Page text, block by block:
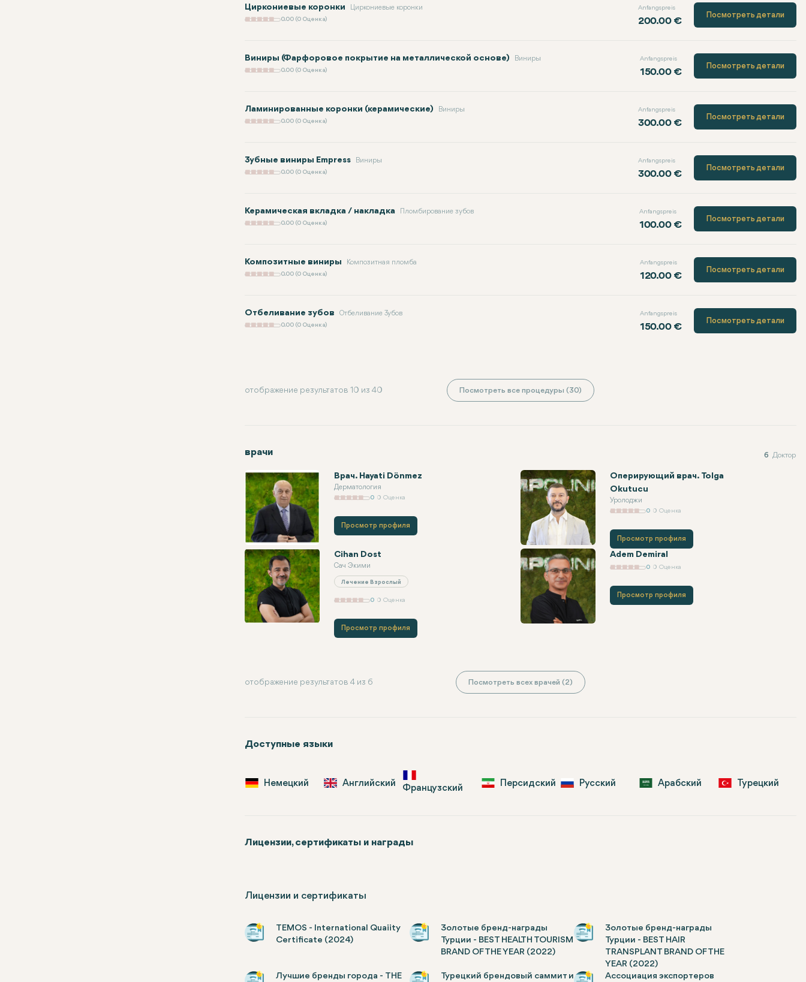
Циркониевые коронки Циркониевые коронки
0.00 (0 Оценка)
Anfangspreis
200.00 €
Посмотреть детали
Виниры (Фарфоровое покрытие на металлической основе) Виниры
0.00 (0 Оценка)
Anfangspreis
150.00 €
Посмотреть детали
Ламинированные коронки (керамические) Виниры
0.00 (0 Оценка)
Anfangspreis
300.00 €
Посмотреть детали
Зубные виниры Empress Виниры
0.00 (0 Оценка)
Anfangspreis
300.00 €
Посмотреть детали
Керамическая вкладка / накладка Пломбирование зубов
0.00 (0 Оценка)
Anfangspreis
100.00 €
Посмотреть детали
Композитные виниры Композитная пломба
0.00 (0 Оценка)
Anfangspreis
120.00 €
Посмотреть детали
Отбеливание зубов Отбеливание Зубов
0.00 (0 Оценка)
Anfangspreis
150.00 €
Посмотреть детали
отображение результатов 10 из 40 Посмотреть все процедуры (30)
врачи 6 Доктор
Врач. Hayati Dönmez
Дерматология
0 0 Оценка
Просмотр профиля
Оперирующий врач. Tolga
Okutucu
Уролоджи
0 0 Оценка
Просмотр профиля
Cihan Dost
Сач Экими
Лечение Взрослый
0 0 Оценка
Просмотр профиля
Adem Demiral
0 0 Оценка
Просмотр профиля
отображение результатов 4 из 6 Посмотреть всех врачей (2)
Доступные языки
Немецкий Английский Французский Персидский Русский Арабский Турецкий
Лицензии, сертификаты и награды
Лицензии и сертификаты
TEMOS - International Quaiity
Certificate (2024)
Золотые бренд-награды
Турции - BEST HEALTH TOURISM
BRAND OF THE YEAR (2022)
Золотые бренд-награды
Турции - BEST HAIR
TRANSPLANT BRAND OF THE
YEAR (2022)
Лучшие бренды города - THE
Турецкий брендовый саммит и
Ассоциация экспортеров